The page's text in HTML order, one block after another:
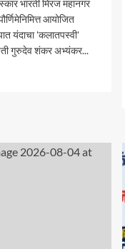
भारती मिरज महानगर
आयोजित
यंदाचा 'कलातपस्वी'
गुरुदेव शंकर अभ्यंकर...